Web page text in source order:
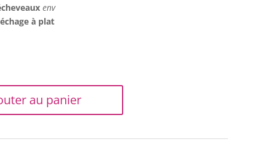
env
à plat
au panier